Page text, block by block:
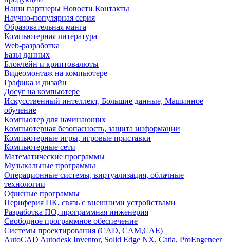
Наши партнеры Новости Контакты
Научно-популярная серия
Образовательная манга
Компьютерная литература
Web-разработка
Базы данных
Блокчейн и криптовалюты
Видеомонтаж на компьютере
Графика и дизайн
Досуг на компьютере
Искусственный интеллект, Большие данные, Машинное
обучение
Компьютер для начинающих
Компьютерная безопасность, защита информации
Компьютерные игры, игровые приставки
Компьютерные сети
Математические программы
Музыкальные программы
Операционные системы, виртуализация, облачные
технологии
Офисные программы
Периферия ПК, связь с внешними устройствами
Разработка ПО, программная инженерия
Свободное программное обеспечение
Системы проектирования (CAD, CAM,CAE)
AutoCAD Autodesk Inventor, Solid Edge NX, Catia, ProEngeneer